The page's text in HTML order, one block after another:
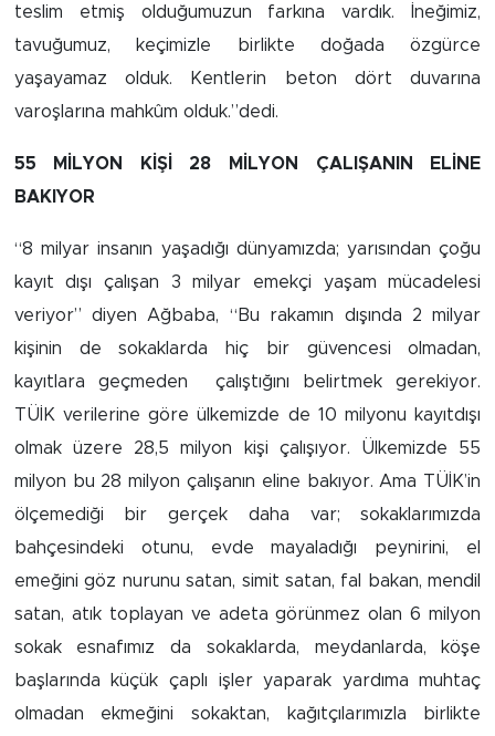
teslim etmiş olduğumuzun farkına vardık. İneğimiz,
tavuğumuz, keçimizle birlikte doğada özgürce
yaşayamaz olduk. Kentlerin beton dört duvarına
varoşlarına mahkûm olduk.”dedi.
55 MİLYON KİŞİ 28 MİLYON ÇALIŞANIN ELİNE
BAKIYOR
“8 milyar insanın yaşadığı dünyamızda; yarısından çoğu
kayıt dışı çalışan 3 milyar emekçi yaşam mücadelesi
veriyor” diyen Ağbaba, “Bu rakamın dışında 2 milyar
kişinin de sokaklarda hiç bir güvencesi olmadan,
kayıtlara geçmeden çalıştığını belirtmek gerekiyor.
TÜİK verilerine göre ülkemizde de 10 milyonu kayıtdışı
olmak üzere 28,5 milyon kişi çalışıyor. Ülkemizde 55
milyon bu 28 milyon çalışanın eline bakıyor. Ama TÜİK’in
ölçemediği bir gerçek daha var; sokaklarımızda
bahçesindeki otunu, evde mayaladığı peynirini, el
emeğini göz nurunu satan, simit satan, fal bakan, mendil
satan, atık toplayan ve adeta görünmez olan 6 milyon
sokak esnafımız da sokaklarda, meydanlarda, köşe
başlarında küçük çaplı işler yaparak yardıma muhtaç
olmadan ekmeğini sokaktan, kağıtçılarımızla birlikte
Asayiş
Siyaset
Adıyaman